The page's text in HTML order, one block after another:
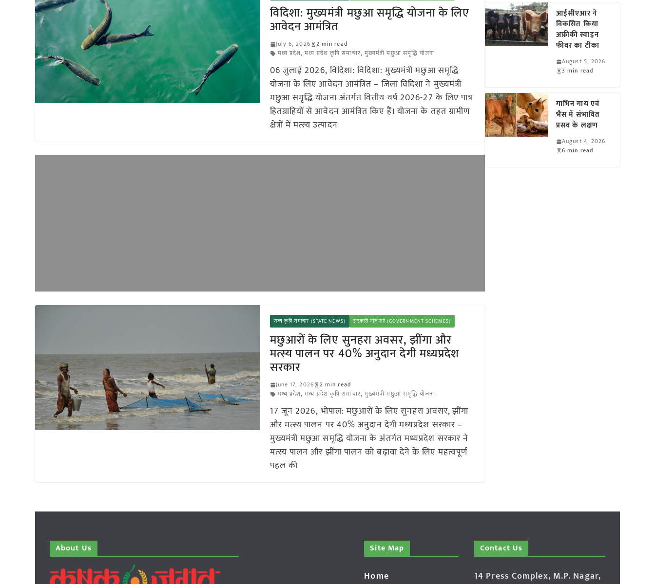
विदिशा: मुख्यमंत्री मछुआ समृद्धि योजना के लिए
आवेदन आमंत्रित
July 6, 2026
2 min read
मध्य प्रदेश,मध्य प्रदेश कृषि समाचार, मुख्यमंत्री मछुआ समृद्धि योजना
06 जुलाई 2026, विदिशा: विदिशा: मुख्यमंत्री मछुआ समृद्धि
योजना के लिए आवेदन आमंत्रित – जिला विदिशा ने मुख्यमंत्री
मछुआ समृद्धि योजना अंतर्गत वित्तीय वर्ष 2026-27 के लिए पात्र
हितग्राहियों से आवेदन आमंत्रित किए हैं। योजना के तहत ग्रामीण
क्षेत्रों में मत्स्य उत्पादन
राज्य कृषि समाचार (STATE NEWS) सरकारी योजनाएं (GOVERNMENT SCHEMES)
मछुआरों के लिए सुनहरा अवसर, झींगा और
मत्स्य पालन पर 40% अनुदान देगी मध्यप्रदेश
सरकार
June 17, 2026
2 min read
मध्य प्रदेश,मध्य प्रदेश कृषि समाचार, मुख्यमंत्री मछुआ समृद्धि योजना
17 जून 2026, भोपाल: मछुआरों के लिए सुनहरा अवसर, झींगा
और मत्स्य पालन पर 40% अनुदान देगी मध्यप्रदेश सरकार –
मुख्यमंत्री मछुआ समृद्धि योजना के अंतर्गत मध्यप्रदेश सरकार ने
मत्स्य पालन और झींगा पालन को बढ़ावा देने के लिए महत्वपूर्ण
पहल की
आईसीएआर ने
विकसित किया
अफ्रीकी स्वाइन
फीवर का टीका
August 5, 2026
3 min read
गाभिन गाय एवं
भैंस में संभावित
प्रसव के लक्षण
August 4, 2026
6 min read
About Us Site Map
Home
Contact Us
14 Press Complex, M.P. Nagar,